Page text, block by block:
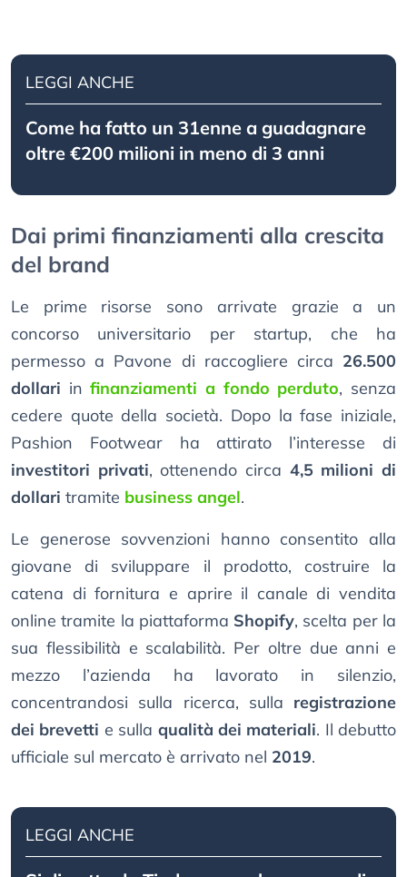
LEGGI ANCHE
Come ha fatto un 31enne a guadagnare
oltre €200 milioni in meno di 3 anni
Dai primi finanziamenti alla crescita
del brand
Le prime risorse sono arrivate grazie a un
concorso universitario per startup, che ha
permesso a Pavone di raccogliere circa 26.500
dollari infinanziamenti a fondo perduto, senza
cedere quote della società. Dopo la fase iniziale,
Pashion Footwear ha attirato l’interesse di
investitori privati, ottenendo circa 4,5 milioni di
dollari tramite business angel.
Le generose sovvenzioni hanno consentito alla
giovane di sviluppare il prodotto, costruire la
catena di fornitura e aprire il canale di vendita
online tramite la piattaforma Shopify, scelta per la
sua flessibilità e scalabilità. Per oltre due anni e
mezzo l’azienda ha lavorato in silenzio,
concentrandosi sulla ricerca, sulla registrazione
dei brevetti e sulla qualità dei materiali. Il debutto
ufficiale sul mercato è arrivato nel 2019.
LEGGI ANCHE